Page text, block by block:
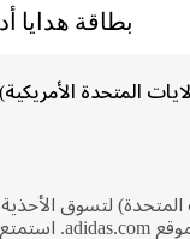
بطاقة هدايا
المتحدة الأمريكية)
المتحدة) لتسوق الأحذية
والملابس والملابس الرياضية على موقع adidas.com. استمتع